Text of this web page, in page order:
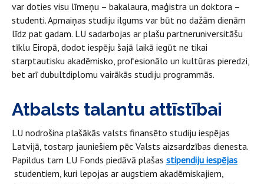
var doties visu līmeņu – bakalaura, maģistra un doktora –
studenti. Apmaiņas studiju ilgums var būt no dažām dienām
līdz pat gadam. LU sadarbojas ar plašu partneruniversitāšu
tīklu Eiropā, dodot iespēju šajā laikā iegūt ne tikai
starptautisku akadēmisko, profesionālo un kultūras pieredzi,
bet arī dubultdiplomu vairākās studiju programmās.
Atbalsts talantu attīstībai
LU nodrošina plašākās valsts finansēto studiju iespējas
Latvijā, tostarp jauniešiem pēc Valsts aizsardzības dienesta.
Papildus tam LU Fonds piedāvā plašas stipendiju iespējas
studentiem, kuri lepojas ar augstiem akadēmiskajiem,